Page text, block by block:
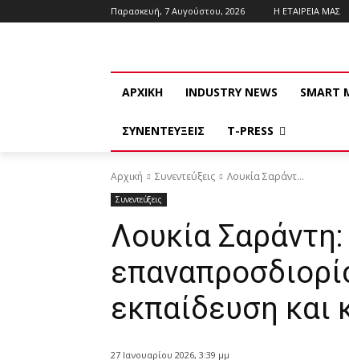
Παρασκευή, 7 Αυγούστου, 2026 Η ΕΤΑΙΡΕΙΑ ΜΑΣ
ΑΡΧΙΚΗ INDUSTRY NEWS SMART
ΣΥΝΕΝΤΕΥΞΕΙΣ T-PRESS
Αρχική Συνεντεύξεις Λουκία Σαράντ...
Συνεντεύξεις
Λουκία Σαράντη:
εκπαίδευση και
27 Ιανουαρίου 2026, 3:39 μμ